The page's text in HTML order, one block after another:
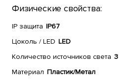
Физические свойства:
IP защита IP67
Цоколь / LED LED
Количество источников света 3
Материал Пластик/Метал